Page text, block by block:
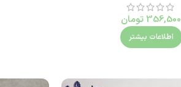
356,500 تومان
اطلاعات بیشتر